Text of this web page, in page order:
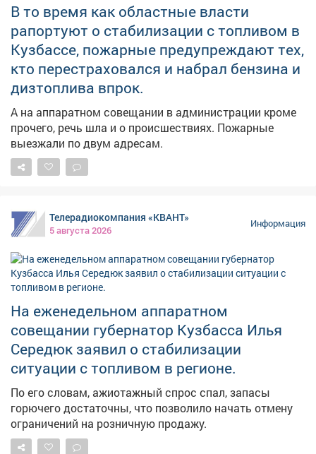
В то время как областные власти
рапортуют о стабилизации с топливом в
Кузбассе, пожарные предупреждают тех,
кто перестраховался и набрал бензина и
дизтоплива впрок.
А на аппаратном совещании в администрации кроме
прочего, речь шла и о происшествиях. Пожарные
выезжали по двум адресам.
Телерадиокомпания «КВАНТ»
5 августа 2026
Информация
На еженедельном аппаратном
совещании губернатор Кузбасса Илья
Середюк заявил о стабилизации
ситуации с топливом в регионе.
По его словам, ажиотажный спрос спал, запасы
горючего достаточны, что позволило начать отмену
ограничений на розничную продажу.